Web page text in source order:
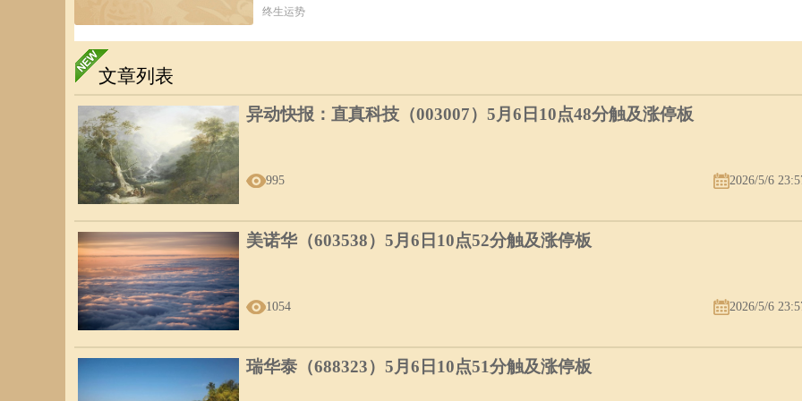
终生运势
文章列表
异动快报：直真科技（003007）5月6日10点48分触及涨停板
995 2026/5/6
美诺华（603538）5月6日10点52分触及涨停板
1054 2026/5/6
瑞华泰（688323）5月6日10点51分触及涨停板